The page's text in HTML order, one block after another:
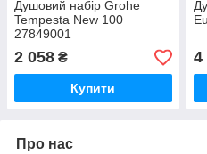
Душовий набір Grohe
Tempesta New 100
27849001
2 058 ₴
Купити
4
Про нас